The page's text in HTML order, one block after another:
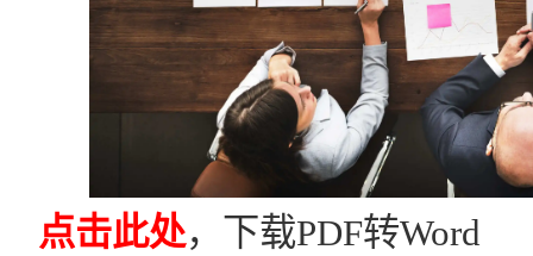
点击此处，下载PDF转Word